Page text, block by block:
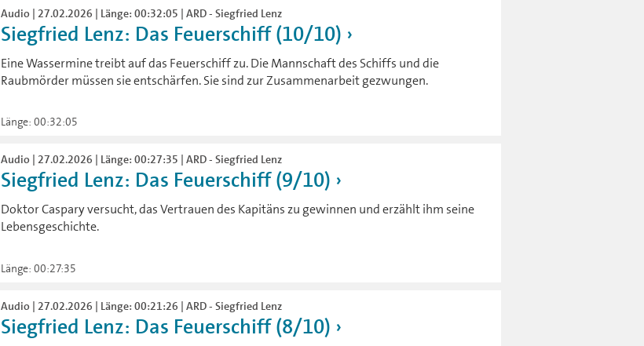
Audio | 27.02.2026 | Länge: 00:32:05 | ARD - Siegfried Lenz
Siegfried Lenz: Das Feuerschiff (10/10)
Eine Wassermine treibt auf das Feuerschiff zu. Die Mannschaft des Schiffs und die
Raubmörder müssen sie entschärfen. Sie sind zur Zusammenarbeit gezwungen.
Länge: 00:32:05
Audio | 27.02.2026 | Länge: 00:27:35 | ARD - Siegfried Lenz
Siegfried Lenz: Das Feuerschiff (9/10)
Doktor Caspary versucht, das Vertrauen des Kapitäns zu gewinnen und erzählt ihm seine
Lebensgeschichte.
Länge: 00:27:35
Audio | 27.02.2026 | Länge: 00:21:26 | ARD - Siegfried Lenz
Siegfried Lenz: Das Feuerschiff (8/10)